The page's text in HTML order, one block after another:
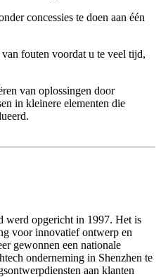
concessies te doen aan één
fouten voordat u te veel tijd,
van oplossingen door
in kleinere elementen die
werd opgericht in 1997. Het is
voor innovatief ontwerp en
gewonnen een nationale
onderneming in Shenzhen te
aan klanten